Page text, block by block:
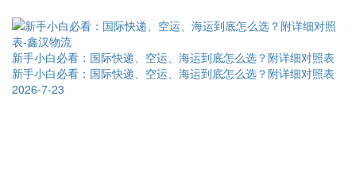
新手小白必看：国际快递、空运、海运到底怎么选？附详细对照表
新手小白必看：国际快递、空运、海运到底怎么选？附详细对照表
2026-7-23